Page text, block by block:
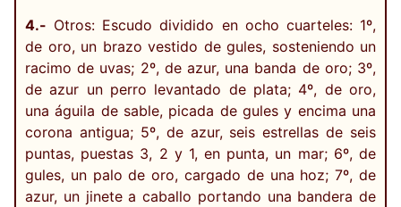
4.- Otros: Escudo dividido en ocho cuarteles: 1º,
de oro, un brazo vestido de gules, sosteniendo un
racimo de uvas; 2º, de azur, una banda de oro; 3º,
de azur un perro levantado de plata; 4º, de oro,
una águila de sable, picada de gules y encima una
corona antigua; 5º, de azur, seis estrellas de seis
puntas, puestas 3, 2 y 1, en punta, un mar; 6º, de
gules, un palo de oro, cargado de una hoz; 7º, de
azur, un jinete a caballo portando una bandera de